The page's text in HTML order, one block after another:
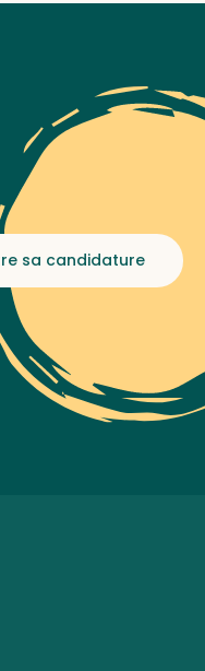
sa candidature